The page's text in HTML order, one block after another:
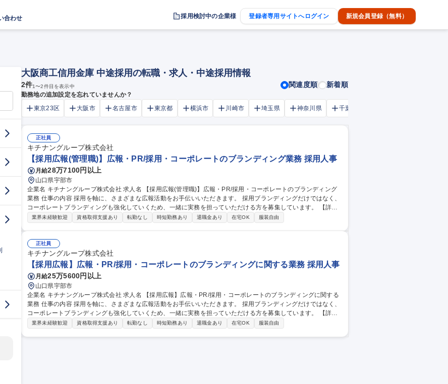
合わせ 採用検討中の企業様 登録者専用サイトへログイン 新規会員登録（無料）
大阪商工信用金庫 中途採用の転職・求人・中途採用情報
2件1〜2件目を表示中 関連度順 新着順
勤務地の追加設定を忘れていませんか？
東京23区
大阪市 名古屋市 東京都 横浜市 川崎市 埼玉県 神奈川県 千葉市
正社員
キチナングループ株式会社
【採用広報(管理職)】広報・PR/採用・コーポレートのブランディング業務 採用人事
月給28万7100円以上
山口県宇部市
企業名 キチナングループ株式会社 求人名 【採用広報(管理職)】広報・PR/採用・コーポレートのブランディング
業務 仕事の内容 採用を軸に、さまざまな広報活動をお手伝いいただきます。 採用ブランディングだけではなく、
コーポレートブランディングも強化していくため、一緒に実務を担っていただける方を募集しています。 【詳
細】■採用広報/PR戦略の立案・推進 ■オウンドメディアインタビュー企画・記事制作 ■各採用クリエイティブデ
職)】広報・PR/採用・コーポレートのブランディング業務
業界未経験歓迎 資格取得支援あり 転勤なし 時短勤務あり 退職金あり 在宅OK 服装自由
正社員
キチナングループ株式会社
【採用広報】広報・PR/採用・コーポレートのブランディングに関する業務 採用人事
月給25万5600円以上
山口県宇部市
企業名 キチナングループ株式会社 求人名 【採用広報】広報・PR/採用・コーポレートのブランディングに関する
業務 仕事の内容 採用を軸に、さまざまな広報活動をお手伝いいただきます。 採用ブランディングだけではなく、
コーポレートブランディングも強化していくため、一緒に実務を担っていただける方を募集しています。 【詳
細】■採用広報/PR戦略の立案・推進 ■オウンドメディアインタビュー企画・記事制作 ■各採用クリエイティブデ
業界未経験歓迎 資格取得支援あり 転勤なし 時短勤務あり 退職金あり 在宅OK 服装自由